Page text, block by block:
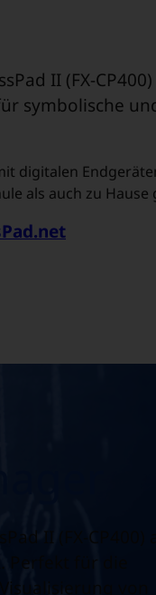
II (FX-
symbolische
digitalen
als auch zu
II (FX-CP400)
Perfekt für die
von
Button wird der Dialog